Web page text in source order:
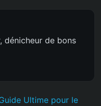
dénicheur de bons
Ultime pour le